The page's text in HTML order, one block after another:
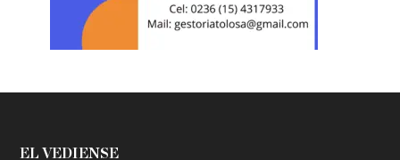
EL VEDIENSE